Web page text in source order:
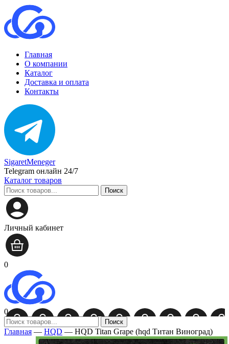
Главная
О компании
Каталог
Доставка и оплата
Контакты
SigaretMeneger
Telegram онлайн 24/7
Каталог товаров
Поиск
Личный кабинет
0
0
Поиск
Главная — HQD — HQD Titan Grape (hqd Титан Виноград)